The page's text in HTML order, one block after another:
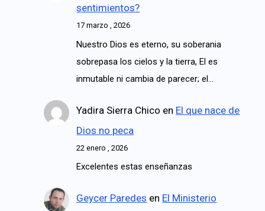
sentimientos?
17 marzo , 2026
Nuestro Dios es eterno, su soberania
sobrepasa los cielos y la tierra, El es
inmutable ni cambia de parecer; el…
Yadira Sierra Chico en El que nace de
Dios no peca
22 enero , 2026
Excelentes estas enseñanzas
Geycer Paredes en El Ministerio